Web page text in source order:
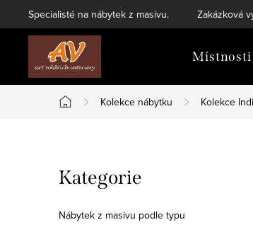
na
Specialisté na nábytek z masivu. Zakázková
Místnosti
Domů
Kolekce nábytku Kolekce
o
s
Přeskočit
kategorie
Kategorie
Nábytek z masivu podle typu